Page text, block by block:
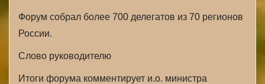
Форум собрал более 700 делегатов из 70 регионов
России.
Слово руководителю
Итоги форума комментирует и.о. министра